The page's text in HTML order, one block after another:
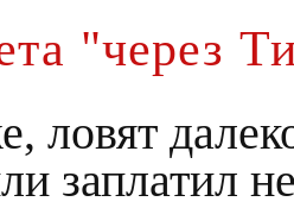
"через
ловят
заплатил